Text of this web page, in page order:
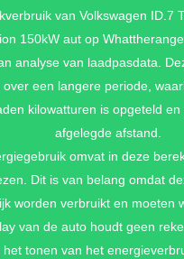
van Volkswagen ID.7
150kW aut op
analyse van laadpasdata.
een langere periode,
kilowatturen is opgeteld
afgelegde afstand.
omvat in deze
Dit is van belang omdat
worden verbruikt en moeten
van de auto houdt geen
tonen van het